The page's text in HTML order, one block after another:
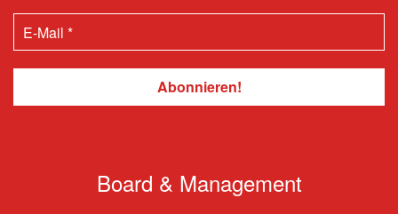
Board & Management